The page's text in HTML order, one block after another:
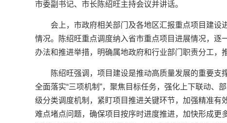
市委副书记、市长陈绍旺主持会议并讲话。
会上，市政府相关部门及各地区汇报重点项目建设
情况。陈绍旺重点调度纳入省市重点项目进展情况，逐
办法和推进举措，明确属地政府和行业部门职责分工，
陈绍旺强调，项目建设是推动高质量发展的重要支
全面落实“三项机制”，聚焦目标任务，强化上下联动、
级分类调度机制，紧盯项目推进关键环节，加强精准有
难点堵点问题，确保项目按序时进度推进，加快形成更